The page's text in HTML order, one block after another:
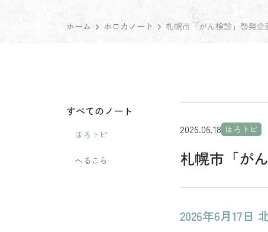
ホーム ホロカノート 札幌市「がん検診」啓発企
すべてのノート
ほろトピ
へるこら
2026.06.18 ほろトピ
札幌市「が
2026年6月17